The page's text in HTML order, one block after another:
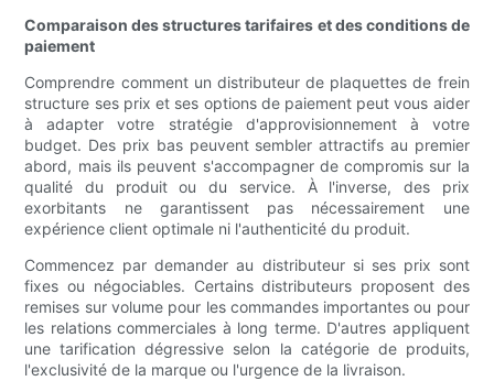
Comparaison des structures tarifaires et des conditions de
paiement
Comprendre comment un distributeur de plaquettes de frein
structure ses prix et ses options de paiement peut vous aider
à adapter votre stratégie d'approvisionnement à votre
budget. Des prix bas peuvent sembler attractifs au premier
abord, mais ils peuvent s'accompagner de compromis sur la
qualité du produit ou du service. À l'inverse, des prix
exorbitants ne garantissent pas nécessairement une
expérience client optimale ni l'authenticité du produit.
Commencez par demander au distributeur si ses prix sont
fixes ou négociables. Certains distributeurs proposent des
remises sur volume pour les commandes importantes ou pour
les relations commerciales à long terme. D'autres appliquent
une tarification dégressive selon la catégorie de produits,
l'exclusivité de la marque ou l'urgence de la livraison.